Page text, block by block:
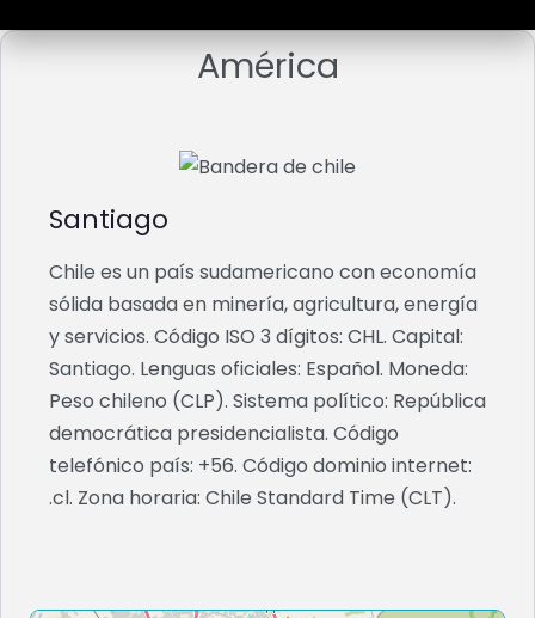
América
Santiago
Chile es un país sudamericano con economía
sólida basada en minería, agricultura, energía
y servicios. Código ISO 3 dígitos: CHL. Capital:
Santiago. Lenguas oficiales: Español. Moneda:
Peso chileno (CLP). Sistema político: República
democrática presidencialista. Código
telefónico país: +56. Código dominio internet:
.cl. Zona horaria: Chile Standard Time (CLT).